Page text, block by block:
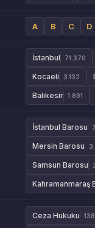
A B C D
İstanbul 71.370
Kocaeli 3.132
Balıkesir 1.891
İstanbul Barosu
Mersin Barosu
Samsun Barosu
Kahramanmaraş
Ceza Hukuku 138